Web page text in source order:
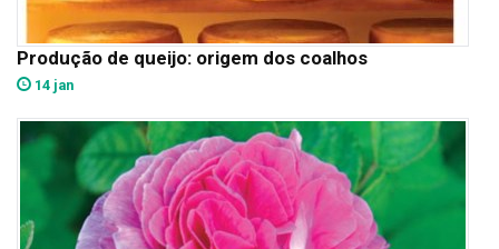
Produção de queijo: origem dos coalhos
14 jan